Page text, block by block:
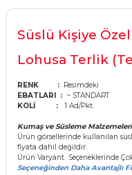
Süslü Kişiye
Lohusa Terlik
RENK : Resimdeki
EBATLARI : ~ STANDART
KOLİ : 1 Ad/Pkt.
Kumaş ve Süsleme
Ürün görsellerinde kullanılan
fiyata dahil değildir.
Ürün Varyant Seçeneklerinde
Seçeneğinden Daha Avantajlı